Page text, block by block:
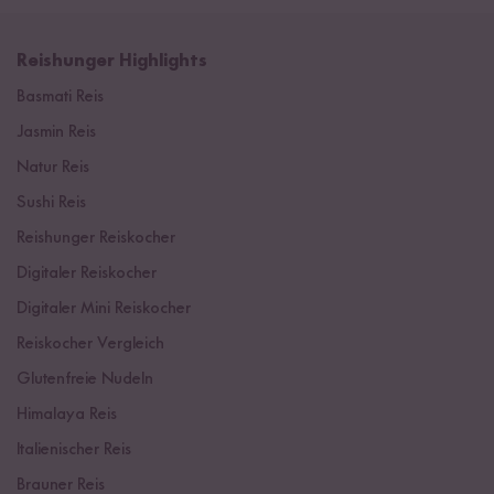
Reishunger Highlights
Basmati Reis
Jasmin Reis
Natur Reis
Sushi Reis
Reishunger Reiskocher
Digitaler Reiskocher
Digitaler Mini Reiskocher
Reiskocher Vergleich
Glutenfreie Nudeln
Himalaya Reis
Italienischer Reis
Brauner Reis